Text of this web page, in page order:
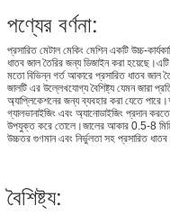
পণ্যের বর্ণনা:
প্রসারিত মেটাল মেকিং মেশিন একটি উচ্চ-
ধাতব জাল তৈরির জন্য ডিজাইন করা হয়েছে।এটি
মতো বিভিন্ন গর্ত আকারে প্রসারিত ধাতব জাল
জালটি এর উল্লেখযোগ্য বৈশিষ্ট্য যেমন জারা
অ্যাপ্লিকেশনের জন্য ব্যবহার করা যেতে
গ্যালভানাইজিং এবং অ্যানোডাইজিং প্রদান
উপযুক্ত করে তোলে।জালের আকার 0.5-8 মিমি
উচ্চতর গুণমান এবং নির্ভুলতা সহ প্রসারিত
বৈশিষ্ট্য: